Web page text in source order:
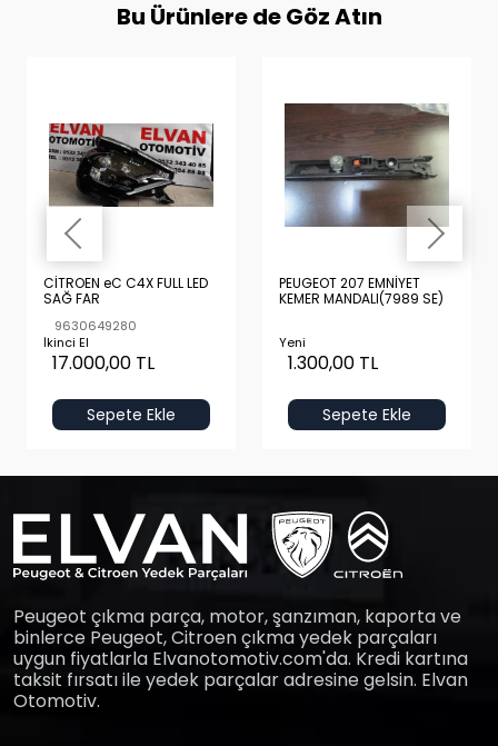
Bu Ürünlere de Göz Atın
CİTROEN eC C4X FULL LED
SAĞ FAR
9630649280
İkinci El
17.000,00 TL
Sepete Ekle
PEUGEOT 207 EMNİYET
KEMER MANDALI(7989 SE)
Yeni
1.300,00 TL
Sepete Ekle
Peugeot çıkma parça, motor, şanzıman, kaporta ve
binlerce Peugeot, Citroen çıkma yedek parçaları
uygun fiyatlarla Elvanotomotiv.com'da. Kredi kartına
taksit fırsatı ile yedek parçalar adresine gelsin. Elvan
Otomotiv.